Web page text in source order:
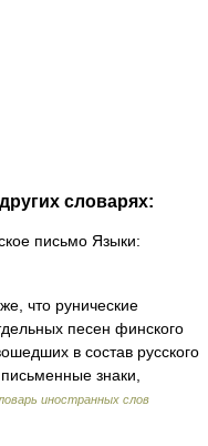
словарях:
письмо Языки:
что рунические
песен финского
в состав русского
знаки,
иностранных слов